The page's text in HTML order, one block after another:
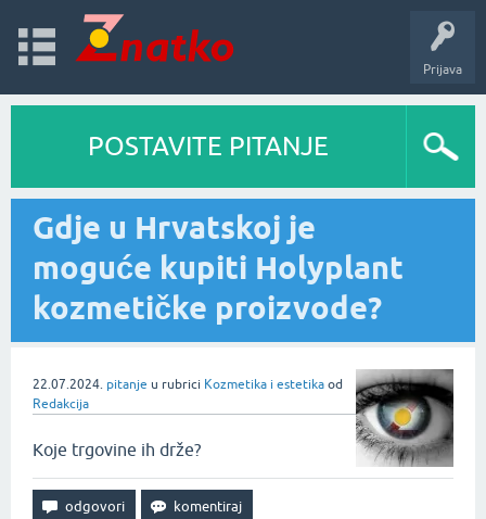
Prijava
POSTAVITE PITANJE
Gdje u Hrvatskoj je
moguće kupiti Holyplant
kozmetičke proizvode?
22.07.2024. pitanje u rubrici Kozmetika i estetika od
Redakcija
Koje trgovine ih drže?